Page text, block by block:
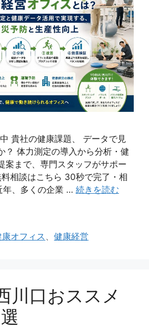
貴社の健康課題、 データで見
？ 体力測定の導入から分析・健
案まで、専門スタッフがサポー
相談はこちら 30秒で完了・相
年、多くの企業 … 続きを読む
康オフィス 、健康経営
川口おススメ